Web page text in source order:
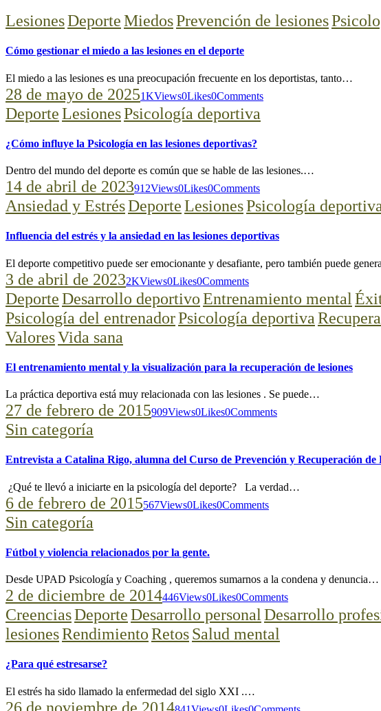
facebook-
1
twitter-
x
instagram
LesionesDeporteMiedosPrevención de lesiones
Cómo gestionar el miedo a las lesiones en el deporte
El miedo a las lesiones es una preocupación frecuente en los deportistas, tanto…
28 de mayo de 20251KViews0Likes0Comments
DeporteLesionesPsicología deportiva
¿Cómo influye la Psicología en las lesiones deportivas?
Dentro del mundo del deporte es común que se hable de las lesiones.…
14 de abril de 2023912Views0Likes0Comments
Ansiedad y EstrésDeporteLesionesPsicología deportiva
Influencia del estrés y la ansiedad en las lesiones deportivas
El deporte competitivo puede ser emocionante y desafiante, pero también puede
3 de abril de 20232KViews0Likes0Comments
DeporteDesarrollo deportivoEntrenamiento mental
Psicología del entrenadorPsicología deportiva
ValoresVida sana
El entrenamiento mental y la visualización para la recuperación de lesiones
La práctica deportiva está muy relacionada con las lesiones . Se puede…
27 de febrero de 2015909Views0Likes0Comments
Sin categoría
Entrevista a Catalina Rigo, alumna del Curso de Prevención y Recuperación de
¿Qué te llevó a iniciarte en la psicología del deporte? La verdad…
6 de febrero de 2015567Views0Likes0Comments
Sin categoría
Fútbol y violencia relacionados por la gente.
Desde UPAD Psicología y Coaching , queremos sumarnos a la condena y denuncia…
2 de diciembre de 2014446Views0Likes0Comments
CreenciasDeporteDesarrollo personal Desarrollo
lesionesRendimientoRetosSalud mental
¿Para qué estresarse?
El estrés ha sido llamado la enfermedad del siglo XXI .…
26 de noviembre de 2014